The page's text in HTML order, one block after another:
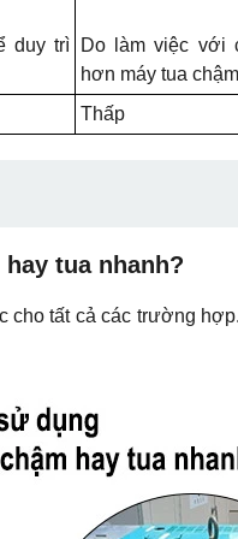
duy trì
Do làm việc với
hơn máy tua chậm
Thấp
tua nhanh?
cho tất cả các trường